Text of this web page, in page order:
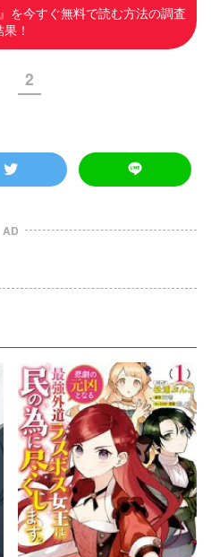
を今すぐ無料で読む方法の調査
！
2
AD